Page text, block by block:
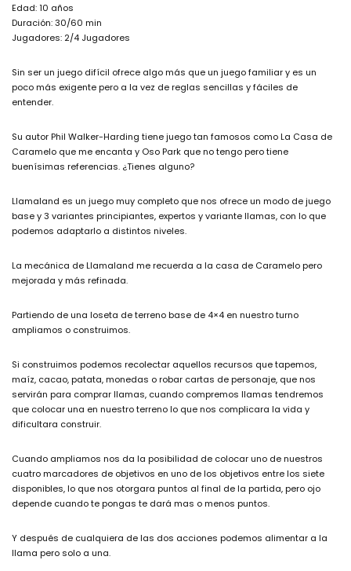
Edad: 10 años
Duración: 30/60 min
Jugadores: 2/4 Jugadores
Sin ser un juego difícil ofrece algo más que un juego familiar y es un
poco más exigente pero a la vez de reglas sencillas y fáciles de
entender.
Su autor Phil Walker-Harding tiene juego tan famosos como La Casa de
Caramelo que me encanta y Oso Park que no tengo pero tiene
buenísimas referencias. ¿Tienes alguno?
Llamaland es un juego muy completo que nos ofrece un modo de juego
base y 3 variantes principiantes, expertos y variante llamas, con lo que
podemos adaptarlo a distintos niveles.
La mecánica de Llamaland me recuerda a la casa de Caramelo pero
mejorada y más refinada.
Partiendo de una loseta de terreno base de 4×4 en nuestro turno
ampliamos o construimos.
Si construimos podemos recolectar aquellos recursos que tapemos,
maíz, cacao, patata, monedas o robar cartas de personaje, que nos
servirán para comprar llamas, cuando compremos llamas tendremos
que colocar una en nuestro terreno lo que nos complicara la vida y
dificultara construir.
Cuando ampliamos nos da la posibilidad de colocar uno de nuestros
cuatro marcadores de objetivos en uno de los objetivos entre los siete
disponibles, lo que nos otorgara puntos al final de la partida, pero ojo
depende cuando te pongas te dará mas o menos puntos.
Y después de cualquiera de las dos acciones podemos alimentar a la
llama pero solo a una.